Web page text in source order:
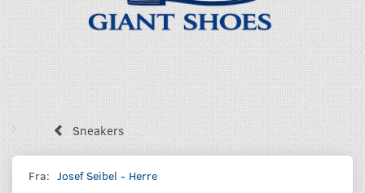
Sneakers
Fra: Josef Seibel - Herre